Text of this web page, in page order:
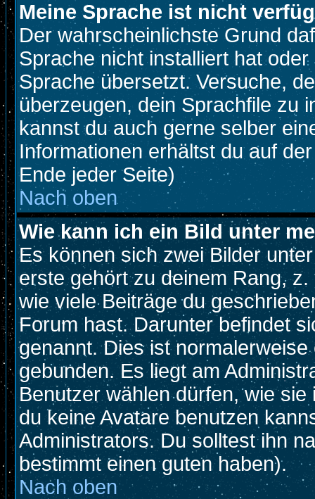
Meine Sprache ist nicht
Der wahrscheinlichste Grund
Sprache nicht installiert hat
Sprache übersetzt. Versuche,
überzeugen, dein Sprachfile zu
kannst du auch gerne selber
Informationen erhältst du auf
Ende jeder Seite)
Nach oben
Wie kann ich ein Bild unter
Es können sich zwei Bilder
erste gehört zu deinem Rang,
wie viele Beiträge du
Forum hast. Darunter befindet
genannt. Dies ist
gebunden. Es liegt am
Benutzer wählen dürfen, wie
du keine Avatare benutzen
Administrators. Du solltest ihn
bestimmt einen guten haben).
Nach oben